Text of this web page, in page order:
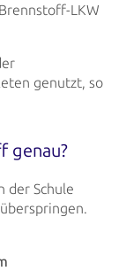
Brennstoff-LKW
genutzt, so
genau?
der Schule